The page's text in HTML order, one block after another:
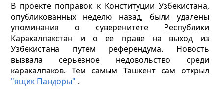
В проекте поправок к Конституции Узбекистана,
опубликованных неделю назад, были удалены
упоминания о суверенитете Республики
Каракалпакстан и о ее праве на выход из
Узбекистана путем референдума. Новость
вызвала серьезное недовольство среди
каракалпаков. Тем самым Ташкент сам открыл
"ящик Пандоры" .